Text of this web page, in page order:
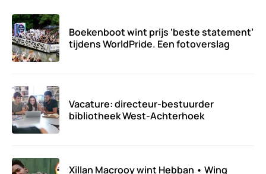
Boekenboot wint prijs ‘beste statement’
tijdens WorldPride. Een fotoverslag
Vacature: directeur-bestuurder
bibliotheek West-Achterhoek
Xillan Macrooy wint Hebban • Winq